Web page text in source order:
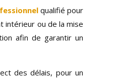
qualifié pour
intérieur ou de la mise
afin de garantir un
des délais, pour un